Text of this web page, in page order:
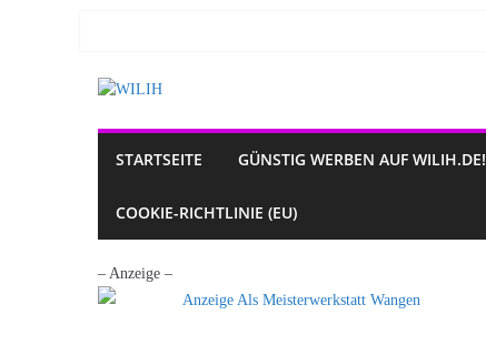
STARTSEITE GÜNSTIG WERBEN AUF WILIH.DE!
COOKIE-RICHTLINIE (EU)
– Anzeige –